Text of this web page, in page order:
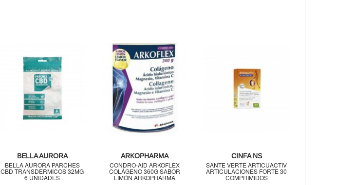
BELLA AURORA
BELLA AURORA PARCHES
CBD TRANSDERMICOS 32MG
6 UNIDADES
ARKOPHARMA
CONDRO-AID ARKOFLEX
COLÁGENO 360G SABOR
LIMÓN ARKOPHARMA
CINFA NS
SANTE VERTE ARTICUACTIV
ARTICULACIONES FORTE 30
COMPRIMIDOS